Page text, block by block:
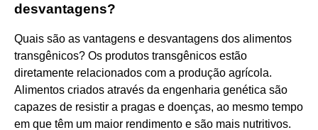
desvantagens?
Quais são as vantagens e desvantagens dos alimentos
transgênicos? Os produtos transgênicos estão
diretamente relacionados com a produção agrícola.
Alimentos criados através da engenharia genética são
capazes de resistir a pragas e doenças, ao mesmo tempo
em que têm um maior rendimento e são mais nutritivos.